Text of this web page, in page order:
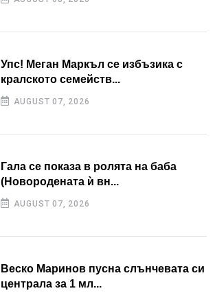
Упс! Меган Маркъл се избъзика с
кралското семейств...
AUGUST 07, 2026
Гала се показа в ролята на баба
(Новородената ѝ вн...
AUGUST 07, 2026
Веско Маринов пусна слънчевата си
централа за 1 мл...